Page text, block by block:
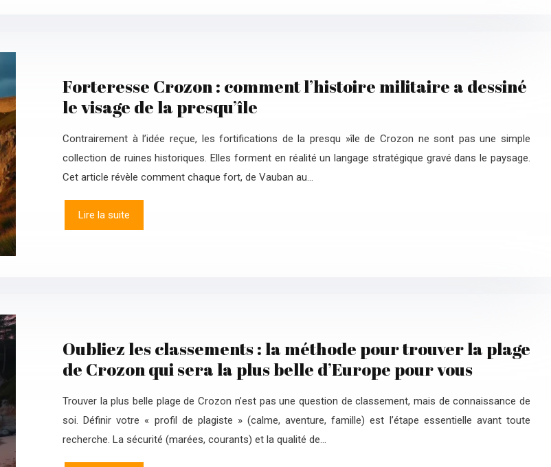
Forteresse Crozon : comment l’histoire militaire a dessiné
le visage de la presqu’île
Contrairement à l’idée reçue, les fortifications de la presqu »île de Crozon ne sont pas une simple
collection de ruines historiques. Elles forment en réalité un langage stratégique gravé dans le paysage.
Cet article révèle comment chaque fort, de Vauban au…
Lire la suite
Oubliez les classements : la méthode pour trouver la plage
de Crozon qui sera la plus belle d’Europe pour vous
Trouver la plus belle plage de Crozon n’est pas une question de classement, mais de connaissance de
soi. Définir votre « profil de plagiste » (calme, aventure, famille) est l’étape essentielle avant toute
recherche. La sécurité (marées, courants) et la qualité de…